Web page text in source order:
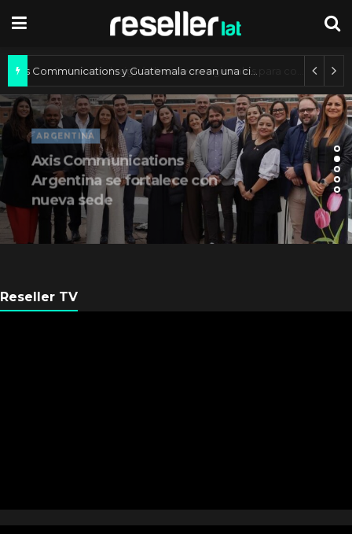
ARGENTINA
Axis Communications
Argentina se fortalece con
nueva sede
Reseller TV